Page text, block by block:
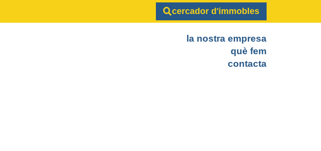
cercador d'immobles
la nostra empresa
què fem
contacta